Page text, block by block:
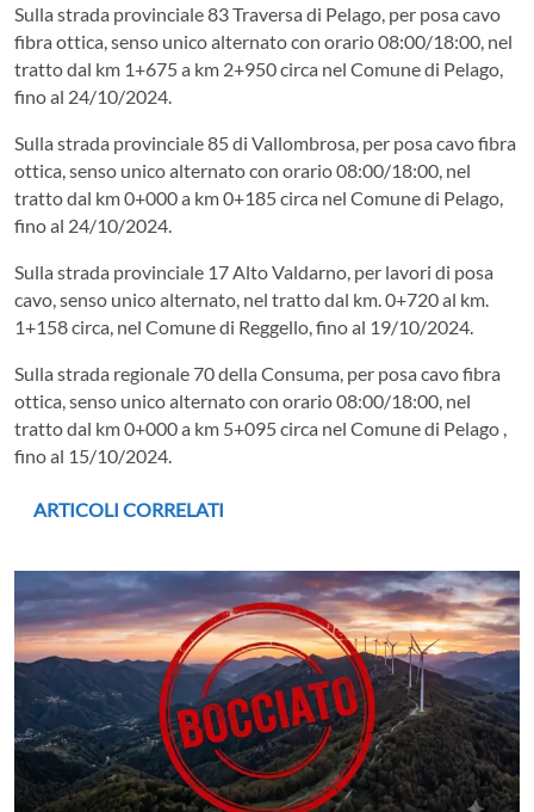
Sulla strada provinciale 83 Traversa di Pelago, per posa cavo
fibra ottica, senso unico alternato con orario 08:00/18:00, nel
tratto dal km 1+675 a km 2+950 circa nel Comune di Pelago,
fino al 24/10/2024.
Sulla strada provinciale 85 di Vallombrosa, per posa cavo fibra
ottica, senso unico alternato con orario 08:00/18:00, nel
tratto dal km 0+000 a km 0+185 circa nel Comune di Pelago,
fino al 24/10/2024.
Sulla strada provinciale 17 Alto Valdarno, per lavori di posa
cavo, senso unico alternato, nel tratto dal km. 0+720 al km.
1+158 circa, nel Comune di Reggello, fino al 19/10/2024.
Sulla strada regionale 70 della Consuma, per posa cavo fibra
ottica, senso unico alternato con orario 08:00/18:00, nel
tratto dal km 0+000 a km 5+095 circa nel Comune di Pelago ,
fino al 15/10/2024.
ARTICOLI CORRELATI